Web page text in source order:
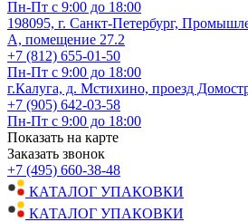
Пн-Пт с 9:00 до 18:00
198095, г. Санкт-Петербург,
А, помещение 27.2
+7 (812) 655-01-50
Пн-Пт с 9:00 до 18:00
г.Калуга, д. Мстихино, проезд
+7 (905) 642-03-58
Пн-Пт с 9:00 до 18:00
Показать на карте
Заказать звонок
+7 (495) 660-38-48
КАТАЛОГ УПАКОВКИ
КАТАЛОГ УПАКОВКИ